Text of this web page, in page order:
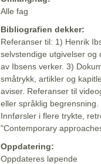
Alle fag
Bibliografien dekker:
Referanser til: 1) Henrik
selvstendige utgivelser og
av Ibsens verker. 3)
småtrykk, artikler og
aviser. Referanser til
eller språklig
Innførsler i flere trykte,
"Contemporary
Oppdatering:
Oppdateres løpende